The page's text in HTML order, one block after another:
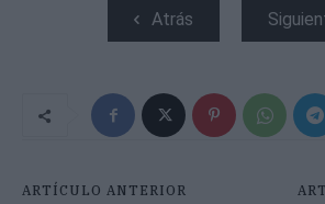
Atrás
ARTÍCULO ANTERIOR